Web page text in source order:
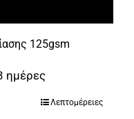
125gsm
ημέρες
Λεπτομέρειες